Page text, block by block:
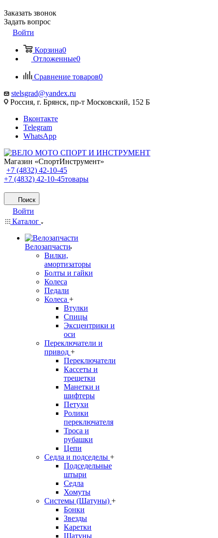
Заказать звонок
Задать вопрос
Войти
Корзина0
Отложенные0
Сравнение товаров0
stelsgrad@yandex.ru
Россия, г. Брянск, пр-т Московский, 152 Б
Вконтакте
Telegram
WhatsApp
Магазин «СпортИнструмент»
+7 (4832) 42-10-45
+7 (4832) 42-10-45товары
Поиск
Войти
Каталог
Велозапчасти
Вилки,
амортизаторы
Болты и гайки
Колеса
Педали
Колеса +
Втулки
Спицы
Эксцентрики и
оси
Переключатели и
привод +
Переключатели
Кассеты и
трещетки
Манетки и
шифтеры
Петухи
Ролики
переключателя
Троса и
рубашки
Цепи
Седла и подседелы +
Подседельные
штыри
Седла
Хомуты
Системы (Шатуны) +
Бонки
Звезды
Каретки
Шатуны